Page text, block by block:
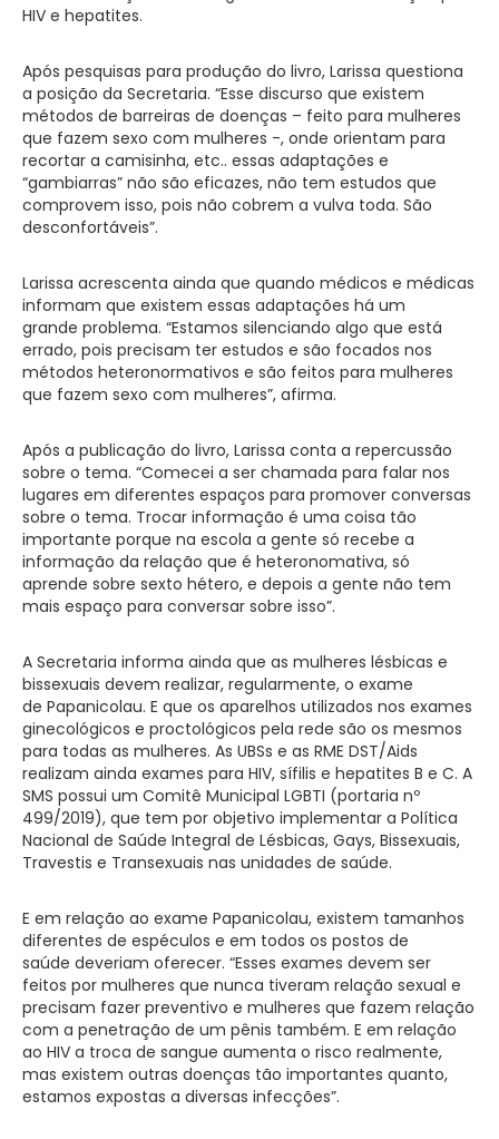
HIV e hepatites.
Após pesquisas para produção do livro, Larissa questiona
a posição da Secretaria. “Esse discurso que existem
métodos de barreiras de doenças – feito para mulheres
que fazem sexo com mulheres -, onde orientam para
recortar a camisinha, etc.. essas adaptações e
“gambiarras” não são eficazes, não tem estudos que
comprovem isso, pois não cobrem a vulva toda. São
desconfortáveis”.
Larissa acrescenta ainda que quando médicos e médicas
informam que existem essas adaptações há um
grande problema. “Estamos silenciando algo que está
errado, pois precisam ter estudos e são focados nos
métodos heteronormativos e são feitos para mulheres
que fazem sexo com mulheres”, afirma.
Após a publicação do livro, Larissa conta a repercussão
sobre o tema. “Comecei a ser chamada para falar nos
lugares em diferentes espaços para promover conversas
sobre o tema. Trocar informação é uma coisa tão
importante porque na escola a gente só recebe a
informação da relação que é heteronomativa, só
aprende sobre sexto hétero, e depois a gente não tem
mais espaço para conversar sobre isso”.
A Secretaria informa ainda que as mulheres lésbicas e
bissexuais devem realizar, regularmente, o exame
de Papanicolau. E que os aparelhos utilizados nos exames
ginecológicos e proctológicos pela rede são os mesmos
para todas as mulheres. As UBSs e as RME DST/Aids
realizam ainda exames para HIV, sífilis e hepatites B e C. A
SMS possui um Comitê Municipal LGBTI (portaria nº
499/2019), que tem por objetivo implementar a Política
Nacional de Saúde Integral de Lésbicas, Gays, Bissexuais,
Travestis e Transexuais nas unidades de saúde.
E em relação ao exame Papanicolau, existem tamanhos
diferentes de espéculos e em todos os postos de
saúde deveriam oferecer. “Esses exames devem ser
feitos por mulheres que nunca tiveram relação sexual e
precisam fazer preventivo e mulheres que fazem relação
com a penetração de um pênis também. E em relação
ao HIV a troca de sangue aumenta o risco realmente,
mas existem outras doenças tão importantes quanto,
estamos expostas a diversas infecções”.